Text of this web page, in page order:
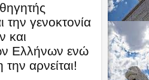
την γενοκτονία
και
Ελλήνων ενώ
αρνείται!